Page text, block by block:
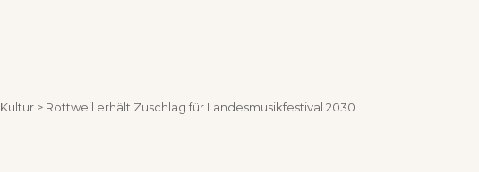
Kultur > Rottweil erhält Zuschlag für Landesmusikfestival 2030